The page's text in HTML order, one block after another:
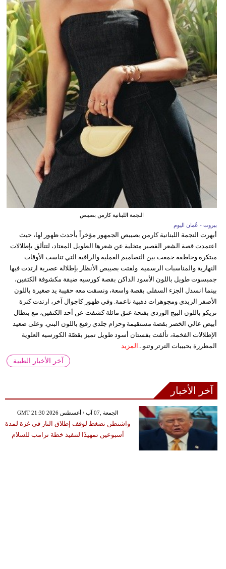
النجمة اللبنانية كارمن بصيبص
بيروت - عُمان اليوم
أبهرت النجمة اللبنانية كارمن بصيبص الجمهور مؤخراً بأحدث ظهور لها، حيث
اعتمدت قصة الشعر القصير متخلية عن شعرها الطويل المعتاد، لتتألق بإطلالات
مبتكرة وخاطفة جمعت بين التصاميم العملية والراقية التي تناسب الأوقات
النهارية والمناسبات الرسمية. ولفتت بصيبص الأنظار بإطلالة عصرية ارتدت فيها
جمبسوت طويل باللون الأسود الداكن بقصة كورسيه ضيقة مكشوفة الكتفين،
بينما انسدل الجزء السفلي بقصة واسعة، ونسقت معه حقيبة يد صغيرة باللون
الأصفر الزبدي ومجوهرات ذهبية ناعمة. وفي ظهور كاجوال آخر، ارتدت كنزة
تريكو باللون البيج الوردي بفتحة عنق مائلة كشفت عن أحد الكتفين، مع بنطال
أبيض عالي الخصر بقصة مستقيمة وحزام جلدي رفيع باللون البني. وعلى صعيد
الإطلالات الفخمة، تألقت بفستان أسود طويل تميز بقصّة الكورسيه العلوية
المطرزة بحبيبات الترتر وتنو... المزيد
آخر الأخبار الطبية
آخر الأخبار
GMT 21:30 2026 الجمعة ,07 آب / أغسطس
واشنطن تضغط لوقف إطلاق النار في غزة لمدة
أسبوعين تمهيدًا لتنفيذ خطة ترامب للسلام